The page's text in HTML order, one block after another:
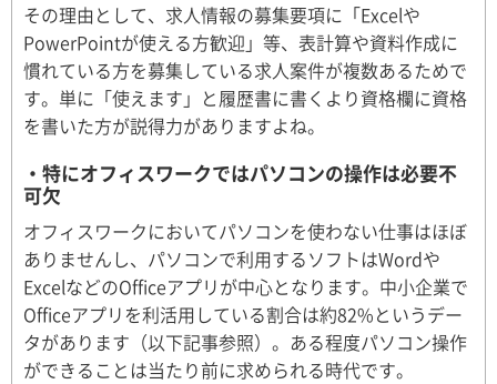
その理由として、求人情報の募集要項に「Excelや
PowerPointが使える方歓迎」等、表計算や資料作成に
慣れている方を募集している求人案件が複数あるためで
す。単に「使えます」と履歴書に書くより資格欄に資格
を書いた方が説得力がありますよね。
・特にオフィスワークではパソコンの操作は必要不
可欠
オフィスワークにおいてパソコンを使わない仕事はほぼ
ありませんし、パソコンで利用するソフトはWordや
ExcelなどのOfficeアプリが中心となります。中小企業で
Officeアプリを利活用している割合は約82%というデー
タがあります（以下記事参照）。ある程度パソコン操作
ができることは当たり前に求められる時代です。